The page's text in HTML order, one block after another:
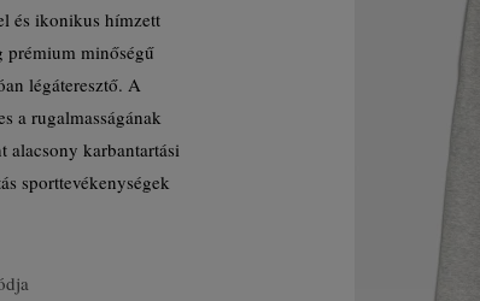
és ikonikus hímzett
prémium minőségű
légáteresztő. A
a rugalmasságának
alacsony karbantartási
sporttevékenységek